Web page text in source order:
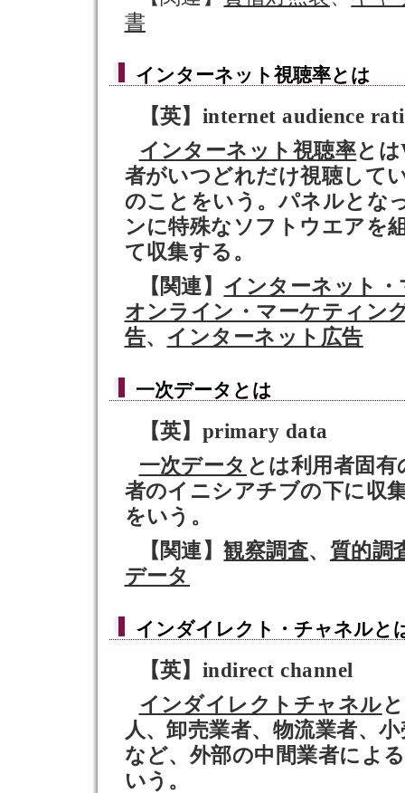
書
インターネット視聴率とは
【英】internet audience
インターネット視聴率と
者がいつどれだけ視聴して
のことをいう。パネルとな
ンに特殊なソフトウエアを
て収集する。
【関連】 インターネット
オンライン・マーケティン
告、 インターネット広告
一次データ とは
【英】primary data
一次データ とは利用者固
者のイニシアチブの下に収
をいう。
【関連】観察調査、 質的調
データ
インダイレクト・チャネルと
【英】indirect channel
インダイレクトチャネル
人、卸売業者、物流業者、
など、外部の中間業者によ
いう。